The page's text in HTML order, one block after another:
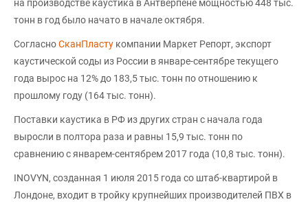
на производстве каустика в Антверпене мощностью 448 тыс.
тонн в год было начато в начале октября.
СогласноСканПласту компании Маркет Репорт, экспорт
каустической соды из России в январе-сентябре текущего
года вырос на 12% до 183,5 тыс. тонн по отношению к
прошлому году (164 тыс. тонн).
Поставки каустика в РФ из других стран с начала года
выросли в полтора раза и равны 15,9 тыс. тонн по
сравнению с январем-сентябрем 2017 года (10,8 тыс. тонн).
INOVYN, созданная 1 июля 2015 года со штаб-квартирой в
Лондоне, входит в тройку крупнейших производителей ПВХ в